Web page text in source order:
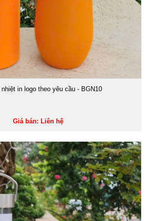
in logo theo yêu cầu - BGN10
Giá bán: Liên hệ